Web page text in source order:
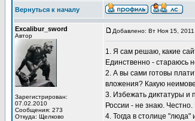
Вернуться к началу
Excalibur_sword
Автор
Зарегистрирован:
07.02.2010
Сообщения: 273
Откуда: Щелково
Добавлено: Вт Ноя 15,
1. Я сам решаю, какие
Единственно - стараюсь
2. А вы сами готовы
вложения? Какую
3. Избежать диктатуры и
России - не знаю.
4. Тогда в столице